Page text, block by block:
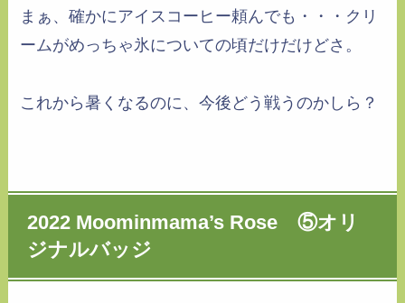
まぁ、確かにアイスコーヒー頼んでも・・・クリ
ームがめっちゃ氷についての頃だけだけどさ。
これから暑くなるのに、今後どう戦うのかしら？
2022 Moominmama’s Rose ⑤オリ
ジナルバッジ